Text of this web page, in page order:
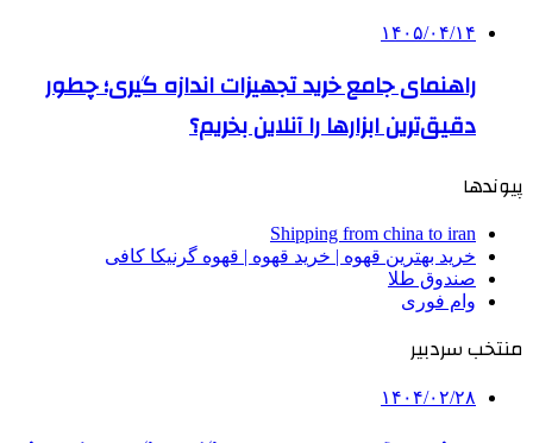
۱۴۰۵/۰۴/۱۴
راهنمای جامع خرید تجهیزات اندازه گیری؛ چطور
دقیق‌ترین ابزارها را آنلاین بخریم؟
پیوندها
Shipping from china to iran
خرید بهترین قهوه | خرید قهوه | قهوه گرنیکا کافی
صندوق طلا
وام فوری
منتخب سردبیر
۱۴۰۴/۰۲/۲۸